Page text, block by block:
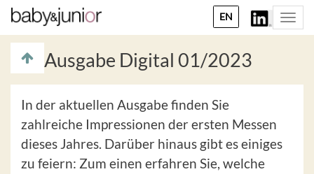
EN
Ausgabe Digital 01/2023
In der aktuellen Ausgabe finden Sie
zahlreiche Impressionen der ersten Messen
dieses Jahres. Darüber hinaus gibt es einiges
zu feiern: Zum einen erfahren Sie, welche